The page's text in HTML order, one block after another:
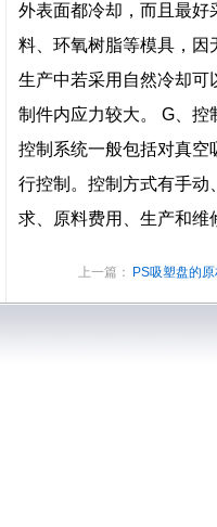
外表面都冷却，而且最好
料、环氧树脂等模具，因
生产中若采用自然冷却可
制件内应力较大。
G、控
控制系统一般包括对真空
行控制。控制方式有手动
求、原料费用、生产和维
上一篇： PS吸塑盘的